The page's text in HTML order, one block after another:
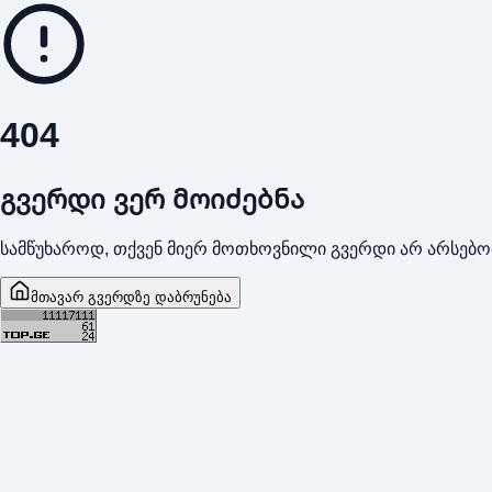
404
გვერდი ვერ მოიძებნა
სამწუხაროდ, თქვენ მიერ მოთხოვნილი გვერდი არ
მთავარ გვერდზე დაბრუნება